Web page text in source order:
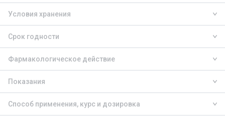
Условия хранения
Срок годности
Фармакологическое действие
Показания
Способ применения, курс и дозировка